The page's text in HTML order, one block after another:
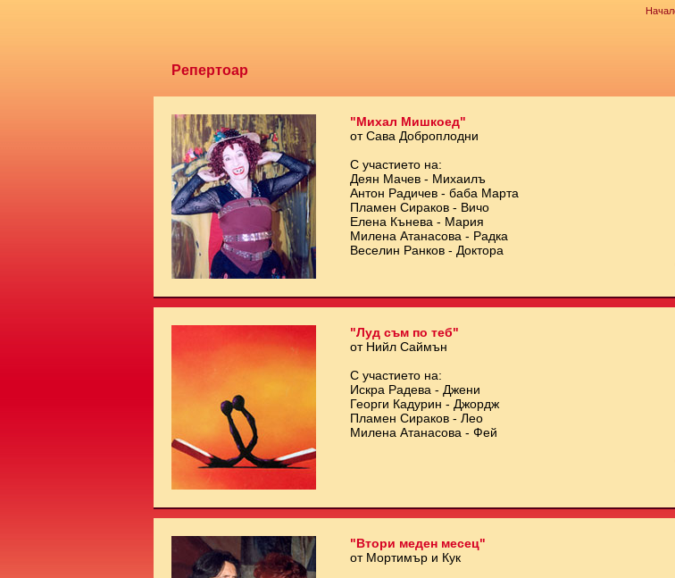
Репертоар
"Михал Мишкоед"
от Сава Доброплодни
С участието на:
Деян Мачев - Михаилъ
Антон Радичев - баба Марта
Пламен Сираков - Вичо
Елена Кънева - Мария
Милена Атанасова - Радка
Веселин Ранков - Доктора
"Луд съм по теб"
от Нийл Саймън
С участието на:
Искра Радева - Джени
Георги Кадурин - Джордж
Пламен Сираков - Лео
Милена Атанасова - Фей
"Втори меден месец"
от Мортимър и Кук